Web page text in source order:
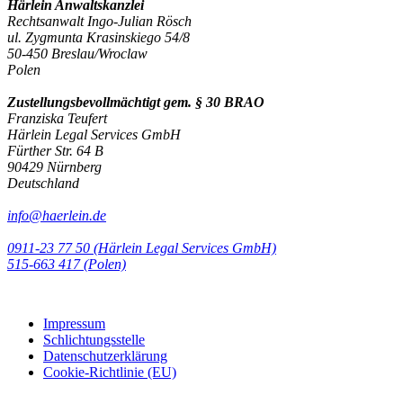
Härlein Anwaltskanzlei
Rechtsanwalt Ingo-Julian Rösch
ul. Zygmunta Krasinskiego 54/8
50-450 Breslau/Wroclaw
Polen
Zustellungsbevollmächtigt gem. § 30 BRAO
Franziska Teufert
Härlein Legal Services GmbH
Fürther Str. 64 B
90429 Nürnberg
Deutschland
info@haerlein.de
0911-23 77 50 (Härlein Legal Services GmbH)
‭515-663 417 (Polen)‬‬‬
Impressum
Schlichtungsstelle
Datenschutzerklärung
Cookie-Richtlinie (EU)